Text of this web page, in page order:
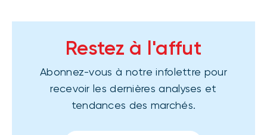
Restez à l'affut
Abonnez-vous à notre infolettre pour
recevoir les dernières analyses et
tendances des marchés.